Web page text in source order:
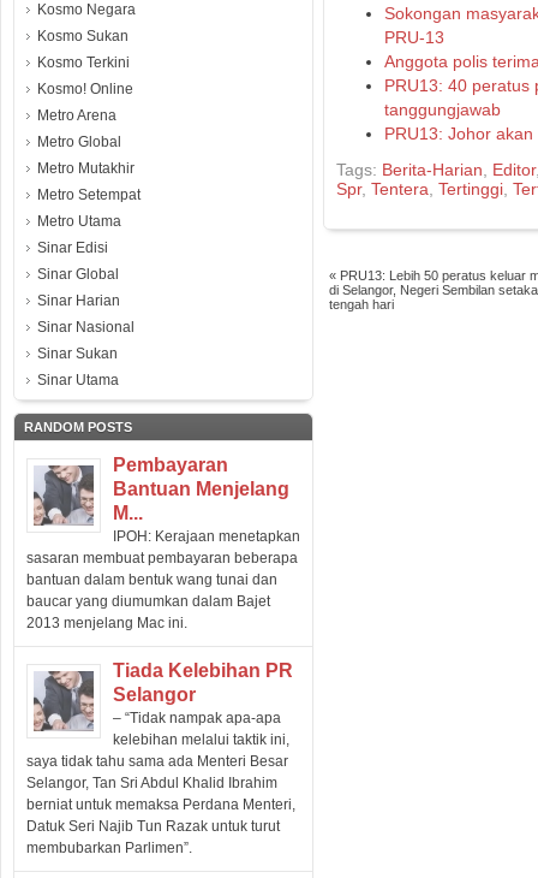
Kosmo Negara
Kosmo Sukan
Kosmo Terkini
Kosmo! Online
Metro Arena
Metro Global
Metro Mutakhir
Metro Setempat
Metro Utama
Sinar Edisi
Sinar Global
Sinar Harian
Sinar Nasional
Sinar Sukan
Sinar Utama
RANDOM POSTS
Pembayaran
Bantuan Menjelang
M...
IPOH: Kerajaan menetapkan
sasaran membuat pembayaran beberapa
bantuan dalam bentuk wang tunai dan
baucar yang diumumkan dalam Bajet
2013 menjelang Mac ini.
Tiada Kelebihan PR
Selangor
– “Tidak nampak apa-apa
kelebihan melalui taktik ini,
saya tidak tahu sama ada Menteri Besar
Selangor, Tan Sri Abdul Khalid Ibrahim
berniat untuk memaksa Perdana Menteri,
Datuk Seri Najib Tun Razak untuk turut
membubarkan Parlimen”.
Sokongan
PRU-13
Anggota polis
PRU13: 40 peratus
tanggungjawab
PRU13: Johor
Tags: Berita-Harian Editor
Spr, Tentera Tertinggi
« PRU13: Lebih 50 peratus keluar
di Selangor, Negeri Sembilan
tengah hari